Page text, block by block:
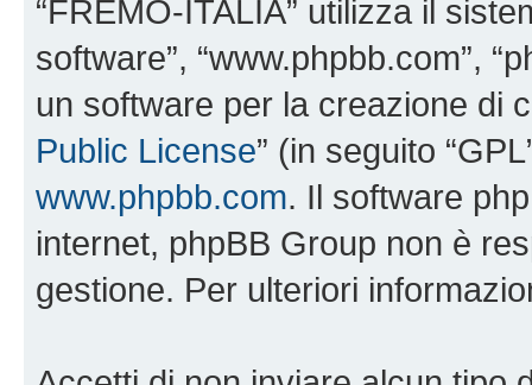
“FREMO-ITALIA” utilizza il
software”, “www.phpbb.com”,
un software per la creazione di
Public License” (in seguito
www.phpbb.com. Il software
internet, phpBB Group non è
gestione. Per ulteriori